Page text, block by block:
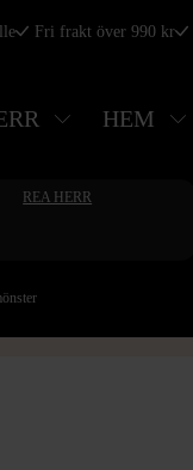
Fri frakt över 990 kr
HEM
REA HERR